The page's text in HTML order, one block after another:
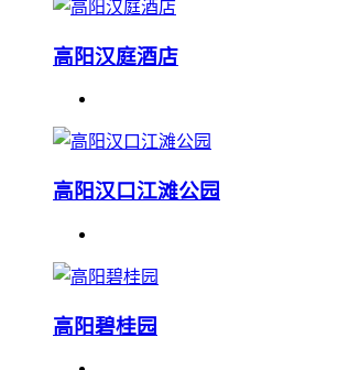
高阳汉庭酒店
高阳汉口江滩公园
高阳碧桂园